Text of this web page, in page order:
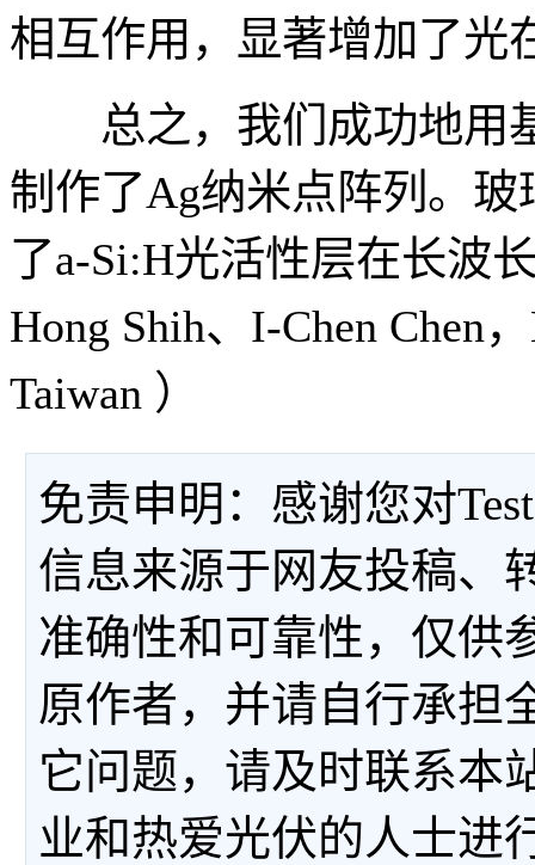
相互作用，显著增加了光
总之，我们成功地用
制作了Ag纳米点阵列。
了a-Si:H光活性层在长波
Hong Shih、I-Chen Chen
Taiwan ）
免责申明：感谢您对
信息来源于网友投稿、
准确性和可靠性，仅供
原作者，并请自行承担
它问题，请及时联系本
业和热爱光伏的人士进